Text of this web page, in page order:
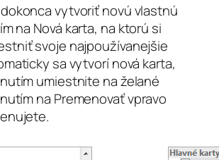
vytvoriť novú vlastnú
na Nová karta, na ktorú si
svoje najpoužívanejšie
sa vytvorí nová karta,
umiestnite na želané
na Premenovaťvpravo